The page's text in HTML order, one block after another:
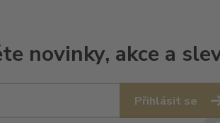
novinky, akce a
Přihlásit se